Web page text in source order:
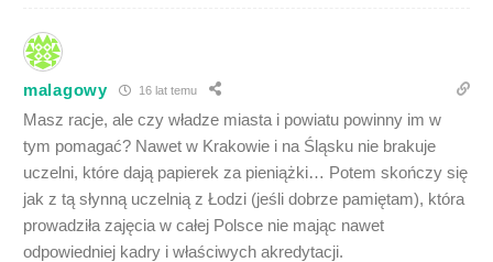
malagowy 16 lat temu
Masz racje, ale czy władze miasta i powiatu powinny im w
tym pomagać? Nawet w Krakowie i na Śląsku nie brakuje
uczelni, które dają papierek za pieniążki… Potem skończy się
jak z tą słynną uczelnią z Łodzi (jeśli dobrze pamiętam), która
prowadziła zajęcia w całej Polsce nie mając nawet
odpowiedniej kadry i właściwych akredytacji.